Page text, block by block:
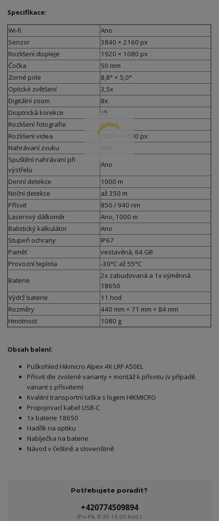
Specifikace:
Wi-fi
Ano
Senzor
3840 × 2160 px
Rozlišení displeje
1920 × 1080 px
Čočka
50 mm
Zorné pole
8,8° × 5,0°
Optické zvětšení
3,5x
Digitální zoom
8x
Dioptrická korekce
±5
Rozlišení fotografie
2 Mpx
Rozlišení videa
1920 × 1080 px
Nahrávaní zvuku
Spuštění nahrávaní při
výstřelu
Ano
Denní detekce
1000 m
Noční detekce
až 350 m
Přísvit
850 / 940 nm
Laserový dálkoměr
Ano, 1000 m
Balistický kalkulátor
Ano
Stupeň ochrany
IP67
Paměť
vestavěná, 64 GB
Provozní teplota
-30°C až 55°C
Baterie
2x zabudovaná a 1x výměnná
18650
Výdrž baterie
11 hod
Rozměry
440 mm × 71 mm × 84 mm
Hmotnost
1080 g
Obsah balení:
Puškohled Hikmicro Alpex 4K LRF A50EL
Přísvit dle zvolené varianty + montáž k přísvitu (v případě
variant s přísvitem)
Kvalitní transportní taška s logem HIKMICRO
Propojovací kabel USB-C
1x baterie 18650
Hadřík na optiku
Nabíječka na baterie
Návod v češtině a slovenštině
Potřebujete poradit?
+420774509894
(Po-Pá, 8:30-16:00 hod.)